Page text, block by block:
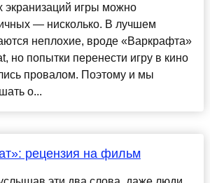
экранизаций игры можно
— нисколько. В лучшем
неплохие, вроде «Варкрафта»
но попытки перенести игру в кино
провалом. Поэтому и мы
о...
рецензия на фильм